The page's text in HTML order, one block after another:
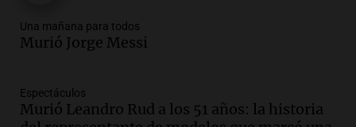
Audio.Ley de Propiedad Privada: el revés
en el Congreso expuso una debilidad
Una mañana para todos
Episodios
Una mañana para todos
Murió Jorge Messi
Espectáculos
Murió Leandro Rud a los 51 años: la historia